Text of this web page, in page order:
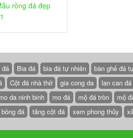
rồng đá đẹp
đá Bia đá bia đá tự nhiên bàn ghế đá
Cột đá nhà thờ gia cong da lan can đá
da ninh binh mo đá mộ đá tròn mộ
đá tảng cột đá xem phong thủy